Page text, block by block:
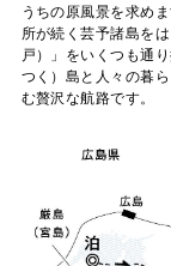
うちの原風景を求め
所が続く芸予諸島を
戸）」をいくつも通
つく）島と人々の暮
む贅沢な航路です。